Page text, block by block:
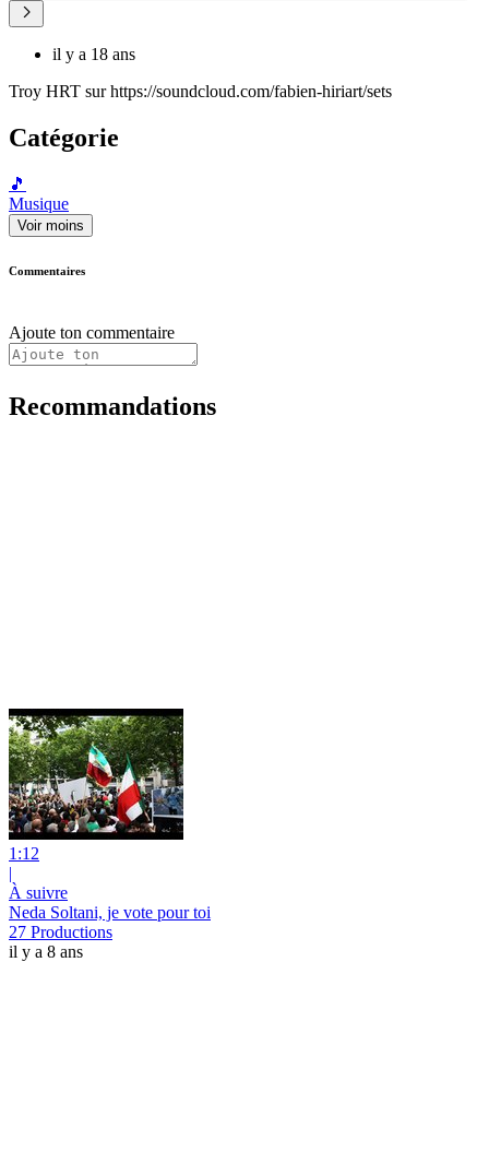
il y a 18 ans
Troy HRT sur https://soundcloud.com/fabien-hiriart/sets
Catégorie
🎵
Musique
Voir moins
Commentaires
Ajoute ton commentaire
Recommandations
1:12
|
À suivre
Neda Soltani, je vote pour toi
27 Productions
il y a 8 ans